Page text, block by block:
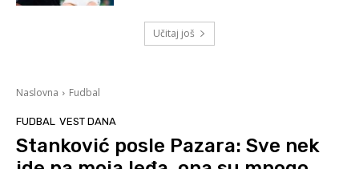
Učitaj još